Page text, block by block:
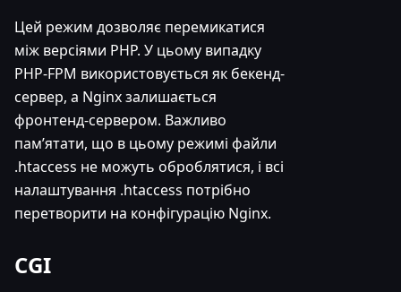
Цей режим дозволяє перемикатися
між версіями PHP. У цьому випадку
PHP-FPM використовується як бекенд-
сервер, а Nginx залишається
фронтенд-сервером. Важливо
пам’ятати, що в цьому режимі файли
.htaccess не можуть оброблятися, і всі
налаштування .htaccess потрібно
перетворити на конфігурацію Nginx.
CGI